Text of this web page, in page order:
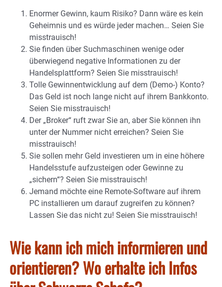
Enormer Gewinn, kaum Risiko? Dann wäre es kein
Geheimnis und es würde jeder machen… Seien Sie
misstrauisch!
Sie finden über Suchmaschinen wenige oder
überwiegend negative Informationen zu der
Handelsplattform? Seien Sie misstrauisch!
Tolle Gewinnentwicklung auf dem (Demo-) Konto?
Das Geld ist noch lange nicht auf ihrem Bankkonto.
Seien Sie misstrauisch!
Der „Broker“ ruft zwar Sie an, aber Sie können ihn
unter der Nummer nicht erreichen? Seien Sie
misstrauisch!
Sie sollen mehr Geld investieren um in eine höhere
Handelsstufe aufzusteigen oder Gewinne zu
„sichern“? Seien Sie misstrauisch!
Jemand möchte eine Remote-Software auf ihrem
PC installieren um darauf zugreifen zu können?
Lassen Sie das nicht zu! Seien Sie misstrauisch!
Wie kann ich mich informieren und
orientieren? Wo erhalte ich Infos